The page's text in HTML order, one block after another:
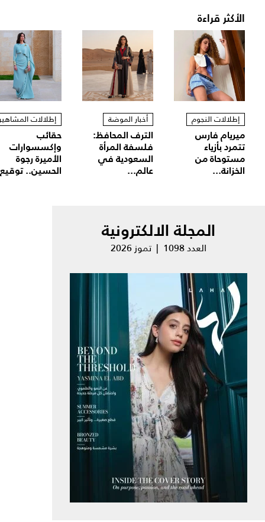
الأكثر قراءة
إطلالات النجوم
ميريام فارس
تتمرد بأزياء
مستوحاة من
الخزانة...
أخبار الموضة
الترف المحافظ:
فلسفة المرأة
السعودية في
عالم...
إطلالات
حقائب
وإكسسوارات
الأميرة رجوة
الحسين..
المجلة الالكترونية
العدد 1098 | تموز 2026